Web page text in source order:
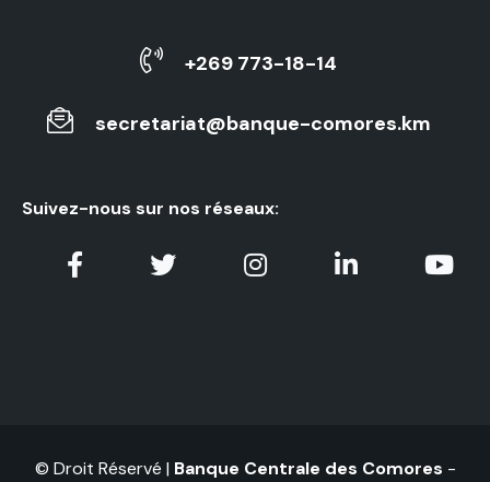
+269 773-18-14
secretariat@banque-comores.km
Suivez-nous sur nos réseaux:
© Droit Réservé | Banque Centrale des Comores -